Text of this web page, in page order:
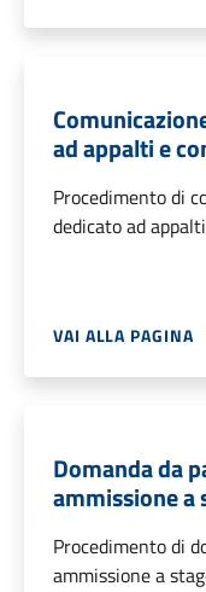
ad appalti e
Procedimento di
dedicato ad
VAI ALLA PAGINA
Domanda da
ammissione a
Procedimento di
ammissione a